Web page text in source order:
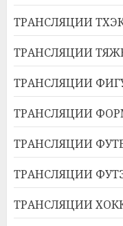
ТРАНСЛЯЦИИ
ТРАНСЛЯЦИИ
ТРАНСЛЯЦИИ
ТРАНСЛЯЦИИ
ТРАНСЛЯЦИИ
ТРАНСЛЯЦИИ
ТРАНСЛЯЦИИ